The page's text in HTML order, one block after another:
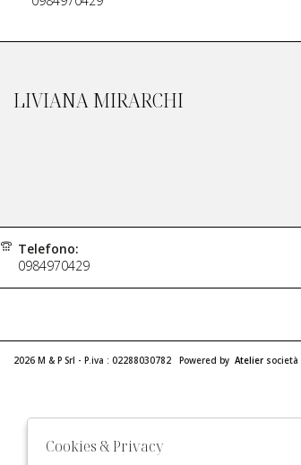
LIVIANA MIRARCHI
Telefono:
0984970429
2026 M & P Srl - P.iva : 02288030782 Powered by Atelier società
Cookies & Privacy